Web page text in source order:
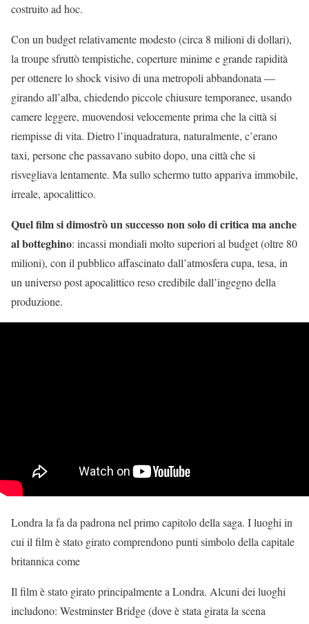
costruito ad hoc.
Con un budget relativamente modesto (circa 8 milioni di dollari),
la troupe sfruttò tempistiche, coperture minime e grande rapidità
per ottenere lo shock visivo di una metropoli abbandonata —
girando all’alba, chiedendo piccole chiusure temporanee, usando
camere leggere, muovendosi velocemente prima che la città si
riempisse di vita. Dietro l’inquadratura, naturalmente, c’erano
taxi, persone che passavano subito dopo, una città che si
risvegliava lentamente. Ma sullo schermo tutto appariva immobile,
irreale, apocalittico.
Quel film si dimostrò un successo non solo di critica ma anche
al botteghino: incassi mondiali molto superiori al budget (oltre 80
milioni), con il pubblico affascinato dall’atmosfera cupa, tesa, in
un universo post apocalittico reso credibile dall’ingegno della
produzione.
Londra la fa da padrona nel primo capitolo della saga. I luoghi in
cui il film è stato girato comprendono punti simbolo della capitale
britannica come
Il film è stato girato principalmente a Londra. Alcuni dei luoghi
includono: Westminster Bridge (dove è stata girata la scena